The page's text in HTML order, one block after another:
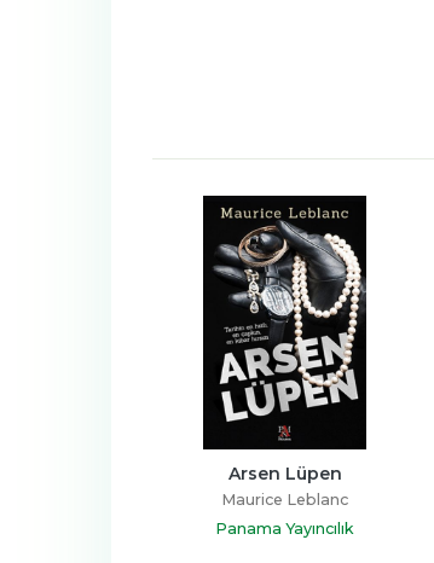
Arsen Lüpen
Maurice Leblanc
Panama Yayıncılık